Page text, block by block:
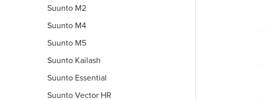
Suunto M2
Suunto M4
Suunto M5
Suunto Kailash
Suunto Essential
Suunto Vector HR